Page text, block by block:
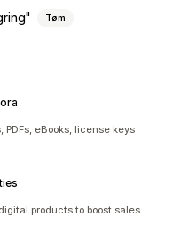
Tøm
eBooks, license keys
products to boost sales